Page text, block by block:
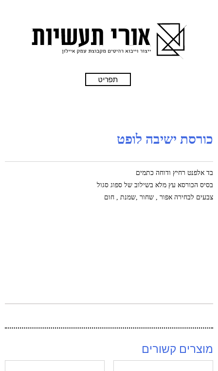
תפריט
כורסת ישיבה לופט
בד אלפנט רחיץ ודוחה כתמים
בסיס הכורסא עץ מלא בשילוב של ספוג סגול
צבעים לבחירה אפור , שחור ,שמנת , חום
מוצרים קשורים